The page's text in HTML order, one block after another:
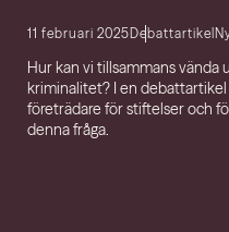
11 februari 2025Debattartikel
Hur kan vi tillsammans vända
kriminalitet? I en
företrädare för stiftelser och
denna fråga.